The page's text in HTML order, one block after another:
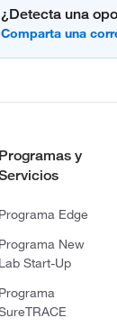
¿Detecta una
Programas y
Programa Edge
Programa New
Lab Start-Up
Programa